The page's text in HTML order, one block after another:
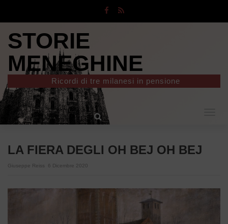
STORIE
MENEGHINE
Ricordi di tre milanesi in pensione
LA FIERA DEGLI OH BEJ OH BEJ
Giuseppe Reiss 6 Dicembre 2020